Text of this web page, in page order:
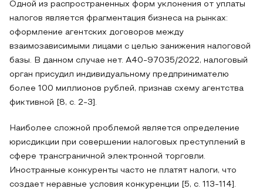
Одной из распространенных форм уклонения от уплаты
налогов является фрагментация бизнеса на рынках:
оформление агентских договоров между
взаимозависимыми лицами с целью занижения налоговой
базы. В данном случае нет. А40-97035/2022, налоговый
орган присудил индивидуальному предпринимателю
более 100 миллионов рублей, признав схему агентства
фиктивной [8, с. 2-3].
Наиболее сложной проблемой является определение
юрисдикции при совершении налоговых преступлений в
сфере трансграничной электронной торговли.
Иностранные конкуренты часто не платят налоги, что
создает неравные условия конкуренции [5, с. 113-114].